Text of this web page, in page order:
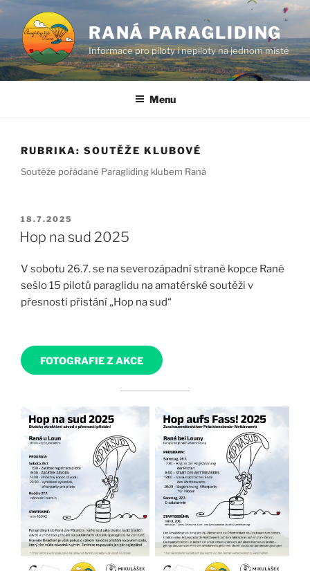
Přejít
obsahu
webu
RANÁ PARAGLIDING
Informace pro piloty i nepiloty na jednom místě
Menu
RUBRIKA: SOUTĚŽE KLUBOVÉ
Soutěže pořádané Paragliding klubem Raná
PUBLIKOVÁNO
18.7.2025
Hop na sud 2025
V sobotu 26.7. se na severozápadní straně kopce Rané
sešlo 15 pilotů paraglidu na amatérské soutěži v
přesnosti přistání „Hop na sud“
FOTOGRAFIE Z AKCE